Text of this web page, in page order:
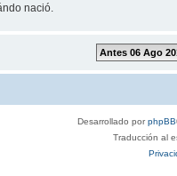
nació.
Desarrollado porphpBB
Traducción al